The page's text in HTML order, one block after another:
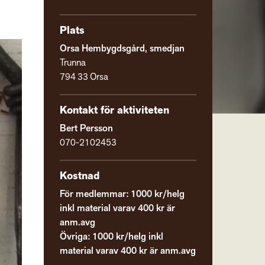
Plats
Orsa Hembygdsgård, smedjan
Trunna
794 33 Orsa
Kontakt för aktiviteten
Bert Persson
070-2102453
Kostnad
För medlemmar: 1000 kr/helg
inkl material varav 400 kr är
anm.avg
Övriga: 1000 kr/helg inkl
material varav 400 kr är anm.avg